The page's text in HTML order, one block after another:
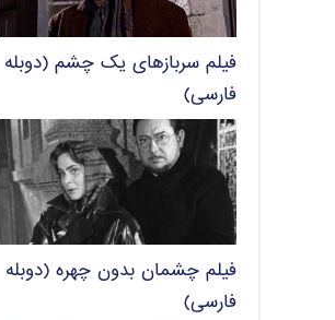
فیلم سربازهای یک چشم (دوبله
فارسی)
فیلم چشمان بدون چهره (دوبله
فارسی)